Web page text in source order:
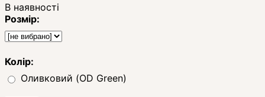
В наявності
Розмір:
Колір:
Оливковий (OD Green)